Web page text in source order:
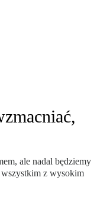
ale nadal będziemy
wszystkim z wysokim